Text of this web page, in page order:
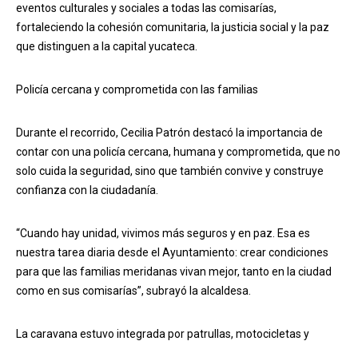
eventos culturales y sociales a todas las comisarías,
fortaleciendo la cohesión comunitaria, la justicia social y la paz
que distinguen a la capital yucateca.
Policía cercana y comprometida con las familias
Durante el recorrido, Cecilia Patrón destacó la importancia de
contar con una policía cercana, humana y comprometida, que no
solo cuida la seguridad, sino que también convive y construye
confianza con la ciudadanía.
“Cuando hay unidad, vivimos más seguros y en paz. Esa es
nuestra tarea diaria desde el Ayuntamiento: crear condiciones
para que las familias meridanas vivan mejor, tanto en la ciudad
como en sus comisarías”, subrayó la alcaldesa.
La caravana estuvo integrada por patrullas, motocicletas y